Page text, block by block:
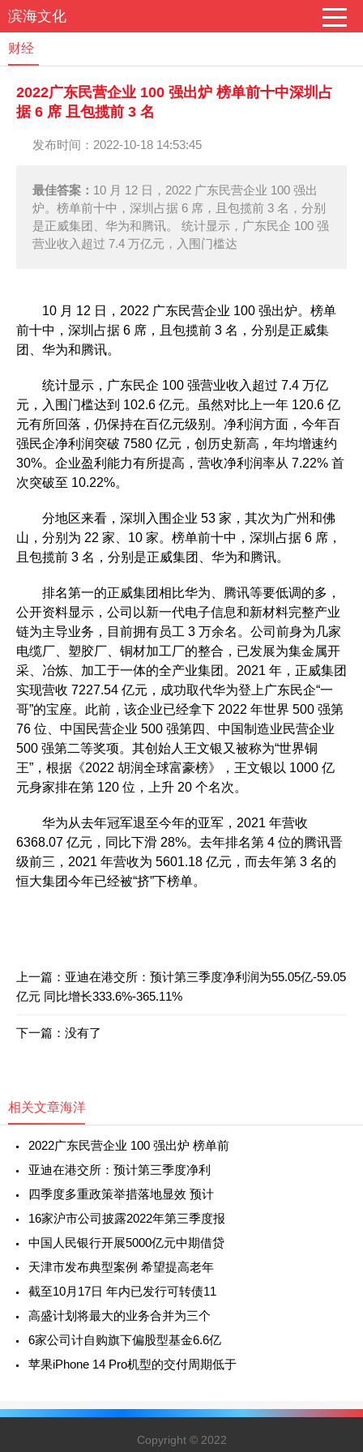
滨海文化
财经
2022广东民营企业 100 强出炉 榜单前十中深圳占
据 6 席 且包揽前 3 名
发布时间：2022-10-18 14:53:45
最佳答案： 10 月 12 日，2022 广东民营企业 100 强出
炉。榜单前十中，深圳占据 6 席，且包揽前 3 名，分别
是正威集团、华为和腾讯。 统计显示，广东民企 100 强
营业收入超过 7.4 万亿元，入围门槛达
10 月 12 日，2022 广东民营企业 100 强出炉。榜单
前十中，深圳占据 6 席，且包揽前 3 名，分别是正威集
团、华为和腾讯。
统计显示，广东民企 100 强营业收入超过 7.4 万亿
元，入围门槛达到 102.6 亿元。虽然对比上一年 120.6 亿
元有所回落，仍保持在百亿元级别。净利润方面，今年百
强民企净利润突破 7580 亿元，创历史新高，年均增速约
30%。企业盈利能力有所提高，营收净利润率从 7.22% 首
次突破至 10.22%。
分地区来看，深圳入围企业 53 家，其次为广州和佛
山，分别为 22 家、10 家。榜单前十中，深圳占据 6 席，
且包揽前 3 名，分别是正威集团、华为和腾讯。
排名第一的正威集团相比华为、腾讯等要低调的多，
公开资料显示，公司以新一代电子信息和新材料完整产业
链为主导业务，目前拥有员工 3 万余名。公司前身为几家
电缆厂、塑胶厂、铜材加工厂的整合，已发展为集金属开
采、冶炼、加工于一体的全产业集团。2021 年，正威集团
实现营收 7227.54 亿元，成功取代华为登上广东民企“一
哥”的宝座。此前，该企业已经拿下 2022 年世界 500 强第
76 位、中国民营企业 500 强第四、中国制造业民营企业
500 强第二等奖项。其创始人王文银又被称为“世界铜
王”，根据《2022 胡润全球富豪榜》，王文银以 1000 亿
元身家排在第 120 位，上升 20 个名次。
华为从去年冠军退至今年的亚军，2021 年营收
6368.07 亿元，同比下滑 28%。去年排名第 4 位的腾讯晋
级前三，2021 年营收为 5601.18 亿元，而去年第 3 名的
恒大集团今年已经被“挤”下榜单。
上一篇： 亚迪在港交所：预计第三季度净利润为55.05亿-59.05
亿元 同比增长333.6%-365.11%
下一篇：没有了
相关文章海洋
2022广东民营企业 100 强出炉 榜单前
亚迪在港交所：预计第三季度净利
四季度多重政策举措落地显效 预计
16家沪市公司披露2022年第三季度报
中国人民银行开展5000亿元中期借贷
天津市发布典型案例 希望提高老年
截至10月17日 年内已发行可转债11
高盛计划将最大的业务合并为三个
6家公司计自购旗下偏股型基金6.6亿
苹果iPhone 14 Pro机型的交付周期低于
Copyright © 2022